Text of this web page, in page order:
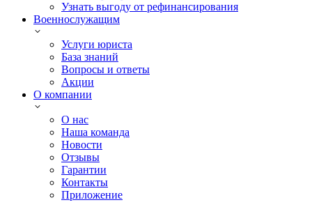
Узнать выгоду от рефинансирования
Военнослужащим
Услуги юриста
База знаний
Вопросы и ответы
Акции
О компании
О нас
Наша команда
Новости
Отзывы
Гарантии
Контакты
Приложение